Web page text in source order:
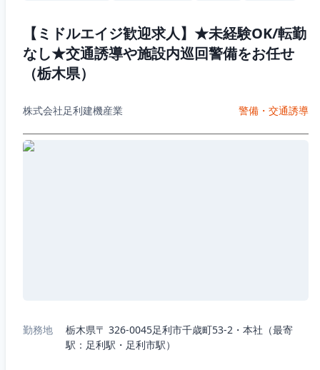
【ミドルエイジ歓迎求人】★未経験OK/転勤
なし★交通誘導や施設内巡回警備をお任せ
（栃木県）
株式会社足利建機産業 警備・交通誘導
勤務地
栃木県〒 326-0045足利市千歳町53-2・本社（最寄
駅：足利駅・足利市駅）